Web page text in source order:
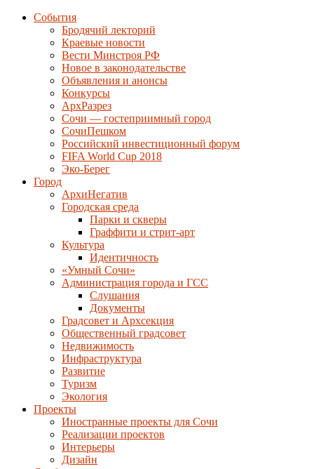
События
Бродячий лекторий
Краевые новости
Вести Минстроя РФ
Новое в законодательстве
Объявления и анонсы
Конкурсы
АрхРазрез
Сочи — гостеприимный город
СочиПешком
Российский инвестиционный форум
FIFA World Cup 2018
Эко-Берег
Город
АрхиНегатив
Городская среда
Парки и скверы
Граффити и стрит-арт
Культура
Идентичность
«Умный Сочи»
Администрация города и ГСС
Слушания
Документы
Градсовет и Архсекция
Общественный градсовет
Недвижимость
Инфраструктура
Развитие
Туризм
Экология
Проекты
Иностранные проекты для Сочи
Реализации проектов
Интерьеры
Дизайн